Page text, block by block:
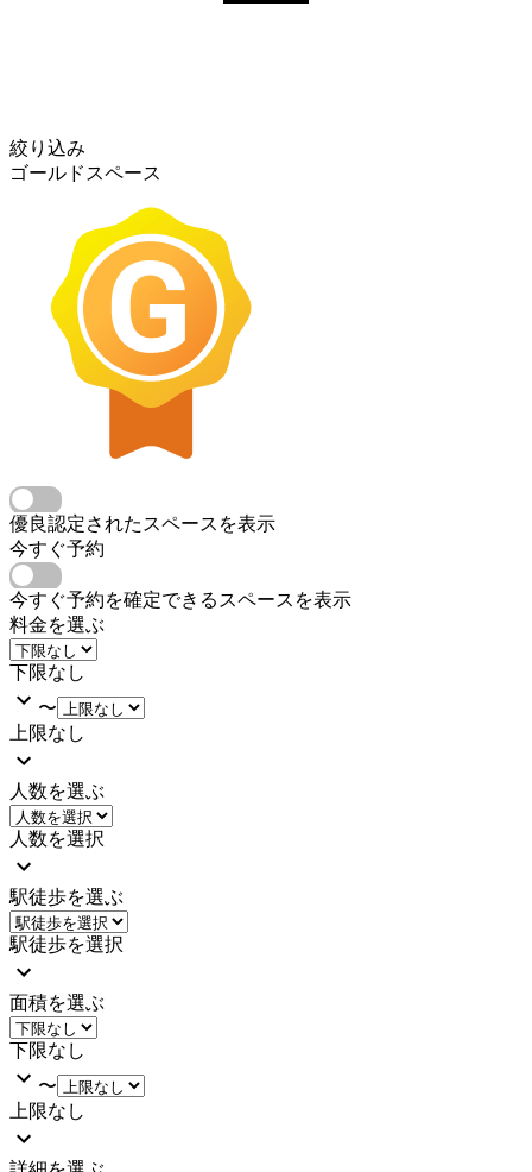
絞り込み
ゴールドスペース
優良認定されたスペースを表示
今すぐ予約
今すぐ予約を確定できるスペースを表示
料金を選ぶ
下限なし
〜
上限なし
人数を選ぶ
人数を選択
駅徒歩を選ぶ
駅徒歩を選択
面積を選ぶ
下限なし
〜
上限なし